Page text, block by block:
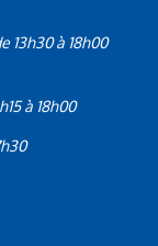
13h30 à 18h00
à 18h00